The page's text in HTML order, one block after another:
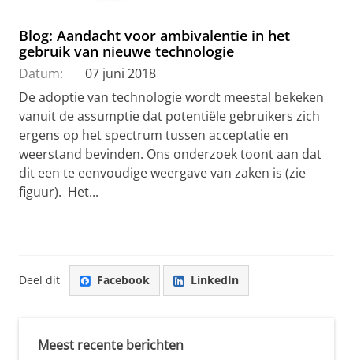
Blog: Aandacht voor ambivalentie in het
gebruik van nieuwe technologie
Datum:
07 juni 2018
De adoptie van technologie wordt meestal bekeken
vanuit de assumptie dat potentiële gebruikers zich
ergens op het spectrum tussen acceptatie en
weerstand bevinden. Ons onderzoek toont aan dat
dit een te eenvoudige weergave van zaken is (zie
figuur). Het...
Deel dit Facebook LinkedIn
Meest recente berichten